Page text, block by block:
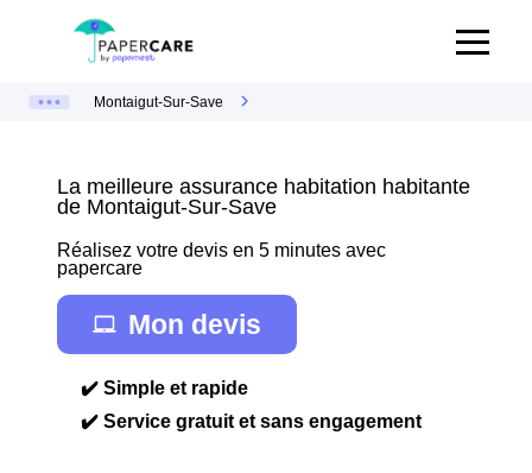
Montaigut-Sur-Save
La meilleure assurance habitation habitante
de Montaigut-Sur-Save
Réalisez votre devis en 5 minutes avec
papercare
Mon devis
✔️ Simple et rapide
✔️ Service gratuit et sans engagement